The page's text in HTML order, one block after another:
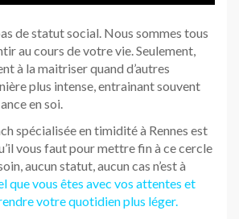
de statut social. Nous sommes tous
au cours de votre vie. Seulement,
à la maitriser quand d’autres
plus intense, entrainant souvent
en soi.
spécialisée en timidité à Rennes est
vous faut pour mettre fin à ce cercle
aucun statut, aucun cas n’est à
que vous êtes avec vos attentes et
votre quotidien plus léger.